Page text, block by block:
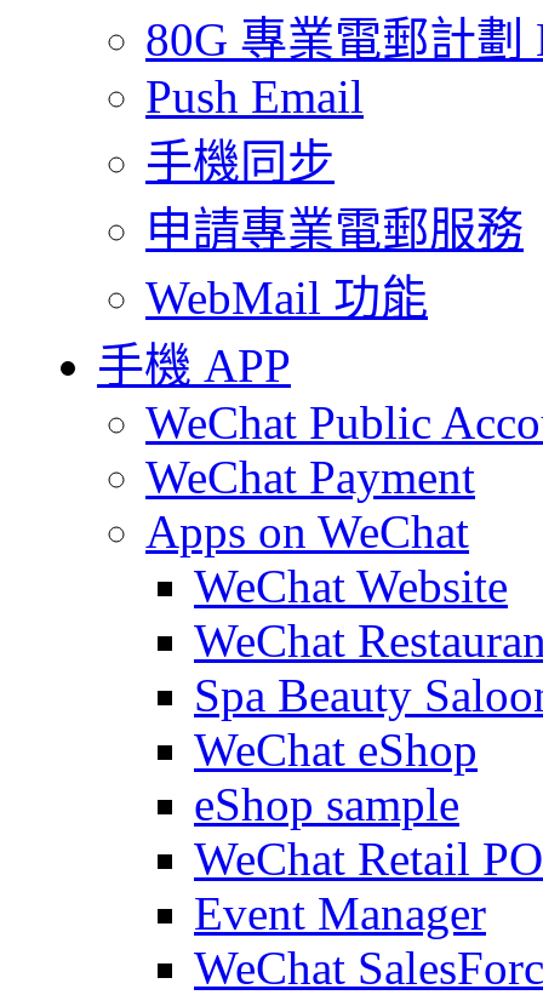
80G 專業電郵計劃
Push Email
手機同步
申請專業電郵服務
WebMail 功能
手機 APP
WeChat Public
WeChat Payment
Apps on WeChat
WeChat Website
WeChat
Spa Beauty
WeChat eShop
eShop sample
WeChat Retail
Event Manager
WeChat